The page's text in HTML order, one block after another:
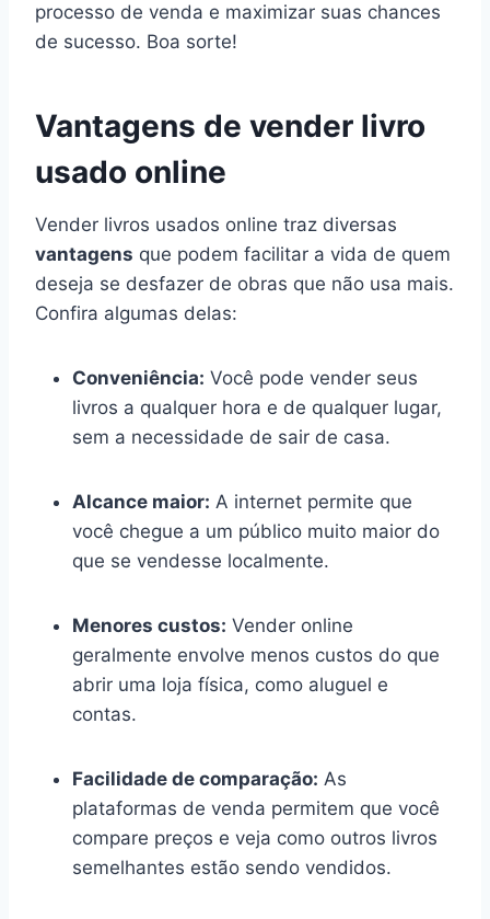
processo de venda e maximizar suas chances
de sucesso. Boa sorte!
Vantagens de vender livro
usado online
Vender livros usados online traz diversas
vantagens que podem facilitar a vida de quem
deseja se desfazer de obras que não usa mais.
Confira algumas delas:
Conveniência: Você pode vender seus
livros a qualquer hora e de qualquer lugar,
sem a necessidade de sair de casa.
Alcance maior: A internet permite que
você chegue a um público muito maior do
que se vendesse localmente.
Menores custos: Vender online
geralmente envolve menos custos do que
abrir uma loja física, como aluguel e
contas.
Facilidade de comparação: As
plataformas de venda permitem que você
compare preços e veja como outros livros
semelhantes estão sendo vendidos.